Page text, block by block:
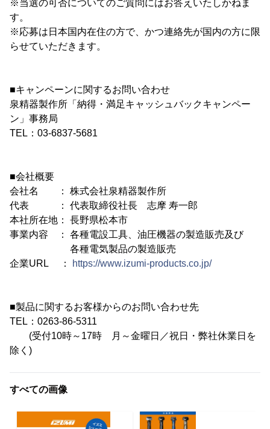
※当選の可否についてのご質問にはお答えいたしかねま
す。
※応募は日本国内在住の方で、かつ連絡先が国内の方に限
らせていただきます。
■キャンペーンに関するお問い合わせ
泉精器製作所「納得・満足キャッシュバックキャンペー
ン」事務局
TEL：03-6837-5681
■会社概要
会社名 ： 株式会社泉精器製作所
代表 ： 代表取締役社長 志摩 寿一郎
本社所在地： 長野県松本市
事業内容 ： 各種電設工具、油圧機器の製造販売及び
各種電気製品の製造販売
企業URL ：
https://www.izumi-products.co.jp/
■製品に関するお客様からのお問い合わせ先
TEL：0263-86-5311
(受付10時～17時 月～金曜日／祝日・弊社休業日を
除く)
すべての画像